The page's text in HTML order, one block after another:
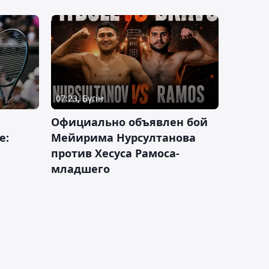
07:23, Бүгін
Официально объявлен бой
Мейирима Нурсултанова
против Хесуса Рамоса-
младшего